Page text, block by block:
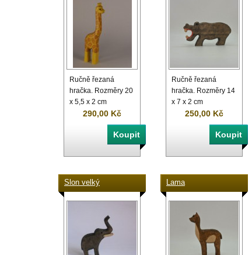
Ručně řezaná
hračka. Rozměry 20
x 5,5 x 2 cm
290,00 Kč
Ručně řezaná
hračka. Rozměry 14
x 7 x 2 cm
250,00 Kč
Slon velký Lama